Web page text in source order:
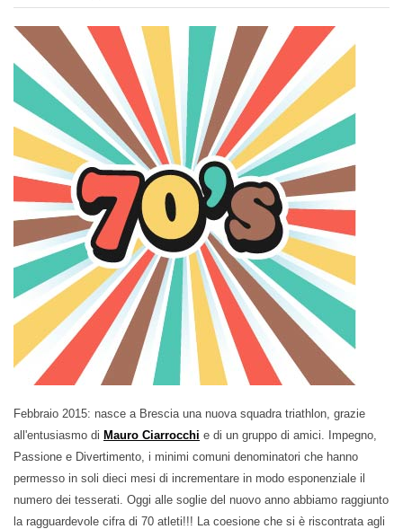
Febbraio 2015: nasce a Brescia una nuova squadra triathlon, grazie
all'entusiasmo di Mauro Ciarrocchi e di un gruppo di amici. Impegno,
Passione e Divertimento, i minimi comuni denominatori che hanno
permesso in soli dieci mesi di incrementare in modo esponenziale il
numero dei tesserati. Oggi alle soglie del nuovo anno abbiamo raggiunto
la ragguardevole cifra di 70 atleti!!! La coesione che si è riscontrata agli